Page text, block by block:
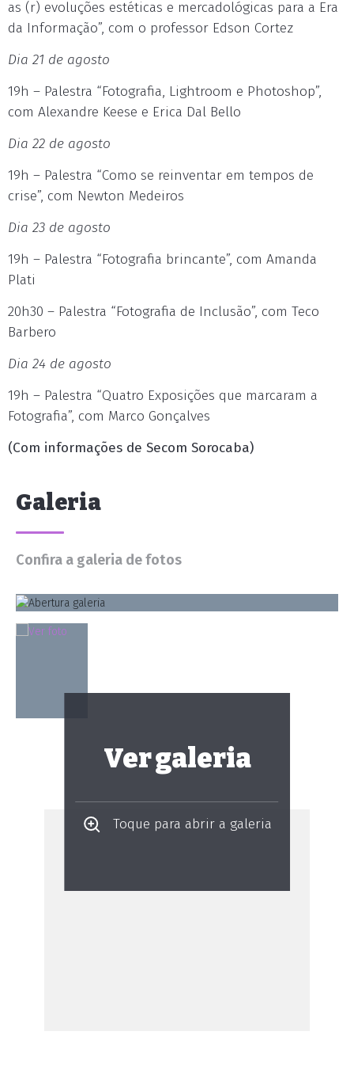
as (r) evoluções estéticas e mercadológicas para a Era
da Informação”, com o professor Edson Cortez
Dia 21 de agosto
19h – Palestra “Fotografia, Lightroom e Photoshop”,
com Alexandre Keese e Erica Dal Bello
Dia 22 de agosto
19h – Palestra “Como se reinventar em tempos de
crise”, com Newton Medeiros
Dia 23 de agosto
19h – Palestra “Fotografia brincante”, com Amanda
Plati
20h30 – Palestra “Fotografia de Inclusão”, com Teco
Barbero
Dia 24 de agosto
19h – Palestra “Quatro Exposições que marcaram a
Fotografia”, com Marco Gonçalves
(Com informações de Secom Sorocaba)
Galeria
Confira a galeria de fotos
Ver galeria
Toque para abrir a galeria